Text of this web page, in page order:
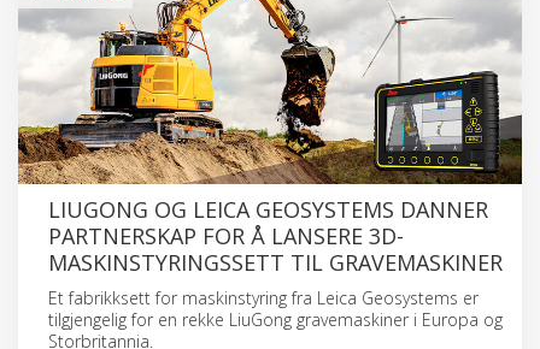
LIUGONG OG LEICA GEOSYSTEMS DANNER
PARTNERSKAP FOR Å LANSERE 3D-
MASKINSTYRINGSSETT TIL GRAVEMASKINER
Et fabrikksett for maskinstyring fra Leica Geosystems er
tilgjengelig for en rekke LiuGong gravemaskiner i Europa og
Storbritannia.